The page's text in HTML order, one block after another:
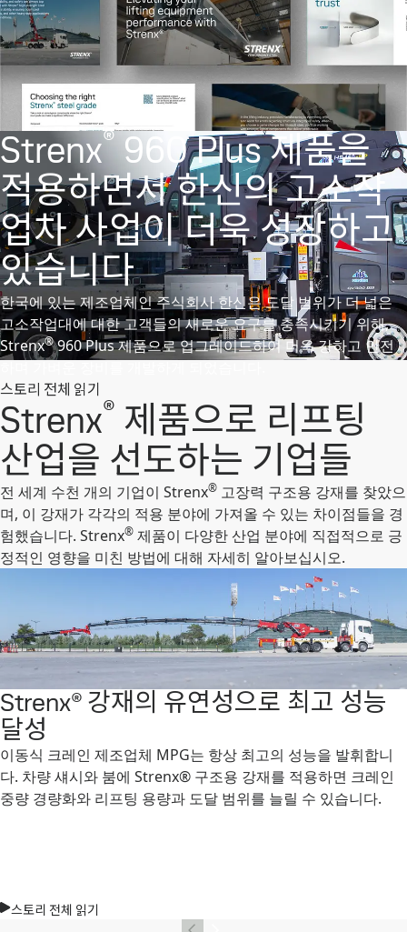
Strenx®960 Plus 제품을
적용하면서 한신의 고소작
업차 사업이 더욱 성장하고
있습니다
한국에 있는 제조업체인 주식회사 한신은 도달 범위가 더 넓은
고소작업대에 대한 고객들의 새로운 요구를 충족시키기 위해,
Strenx®960 Plus 제품으로 업그레이드하여 더욱 강하고 안전
스토리 전체 읽기
Strenx® 제품으로 리프팅
산업을 선도하는 기업들
전 세계 수천 개의 기업이 Strenx® 고장력 구조용 강재를 찾았으
며, 이 강재가 각각의 적용 분야에 가져올 수 있는 차이점들을 경
험했습니다. Strenx® 제품이 다양한 산업 분야에 직접적으로 긍
정적인 영향을 미친 방법에 대해 자세히 알아보십시오.
Strenx® 강재의 유연성으로 최고 성능
달성
이동식 크레인 제조업체 MPG는 항상 최고의 성능을 발휘합니
다. 차량 섀시와 붐에 Strenx® 구조용 강재를 적용하면 크레인
중량 경량화와 리프팅 용량과 도달 범위를 늘릴 수 있습니다.
스토리 전체 읽기